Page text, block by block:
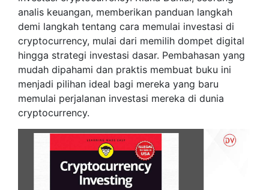
analis keuangan, memberikan panduan langkah
demi langkah tentang cara memulai investasi di
cryptocurrency, mulai dari memilih dompet digital
hingga strategi investasi dasar. Pembahasan yang
mudah dipahami dan praktis membuat buku ini
menjadi pilihan ideal bagi mereka yang baru
memulai perjalanan investasi mereka di dunia
cryptocurrency.